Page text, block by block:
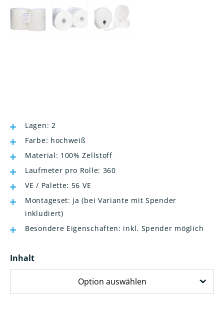
Lagen: 2
Farbe: hochweiß
Material: 100% Zellstoff
Laufmeter pro Rolle: 360
VE / Palette: 56 VE
Montageset: ja (bei Variante mit Spender
inkludiert)
Besondere Eigenschaften: inkl. Spender möglich
Inhalt